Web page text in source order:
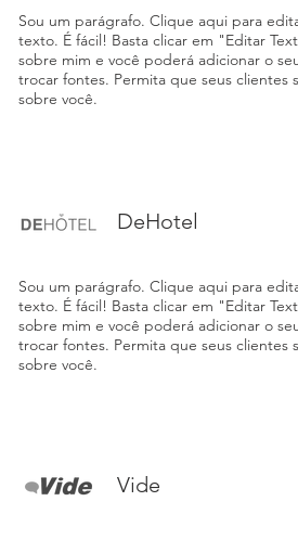
Sou um parágrafo. Clique aqui para
texto. É fácil! Basta clicar em "Editar
sobre mim e você poderá adicionar o
trocar fontes. Permita que seus clientes
sobre você.
DeHotel
Sou um parágrafo. Clique aqui para
texto. É fácil! Basta clicar em "Editar
sobre mim e você poderá adicionar o
trocar fontes. Permita que seus clientes
sobre você.
Vide